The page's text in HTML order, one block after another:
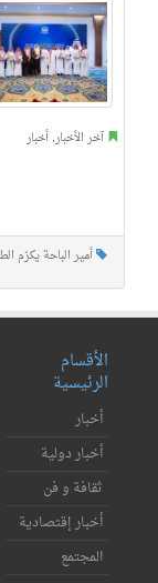
آخر الأخبار, أخبار
أمير الباحة يكرّم
الأقسام
الرئيسية
أخبار
أخبار دولية
ثقافة و فن
أخبار إقتصادية
المجتمع